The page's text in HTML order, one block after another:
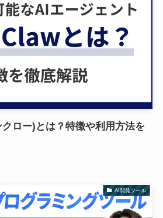
ロー)とは？特徴や利用方法を
AI開発ツール